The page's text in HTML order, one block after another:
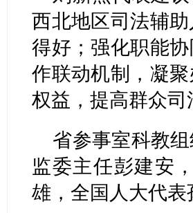
西北地区司法辅
得好；强化职能
作联动机制，凝
权益，提高群众司
省参事室科教
监委主任彭建安
雄，全国人大代